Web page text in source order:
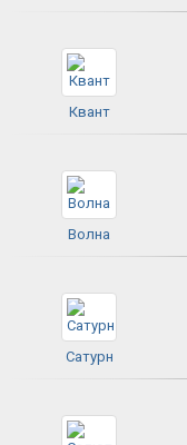
Квант
Волна
Сатурн